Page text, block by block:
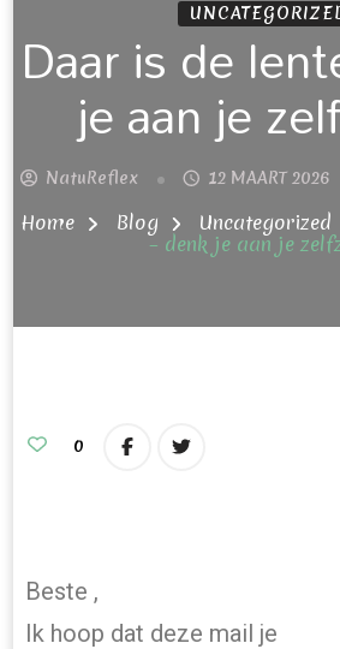
Daar is de
je aan je
NatuReflex 12 MAART 2026
Home Blog Uncategorized
– denk je aan je
0
Beste ,
Ik hoop dat deze mail je